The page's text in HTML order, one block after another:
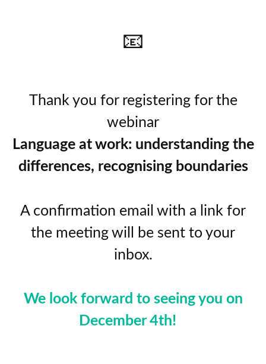
📧
Thank you for registering for the
webinar
Language at work: understanding the
differences, recognising boundaries
A confirmation email with a link for
the meeting will be sent to your
inbox.
We look forward to seeing you on
December 4th!